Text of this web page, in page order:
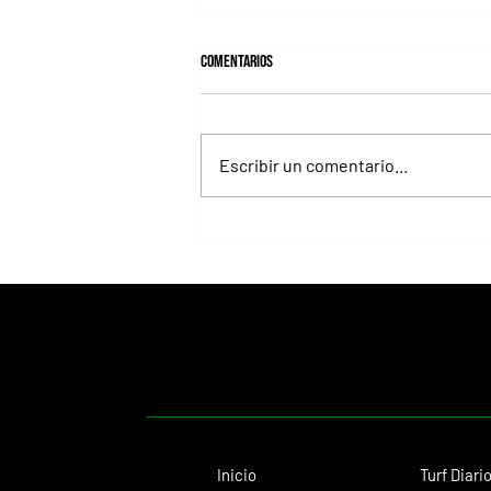
Comentarios
Escribir un comentario...
Inicio Turf